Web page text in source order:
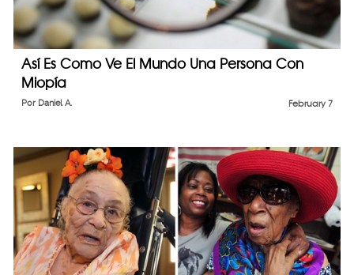
Así Es Como Ve El Mundo Una Persona Con
Miopía
February 7
Por Daniel A.